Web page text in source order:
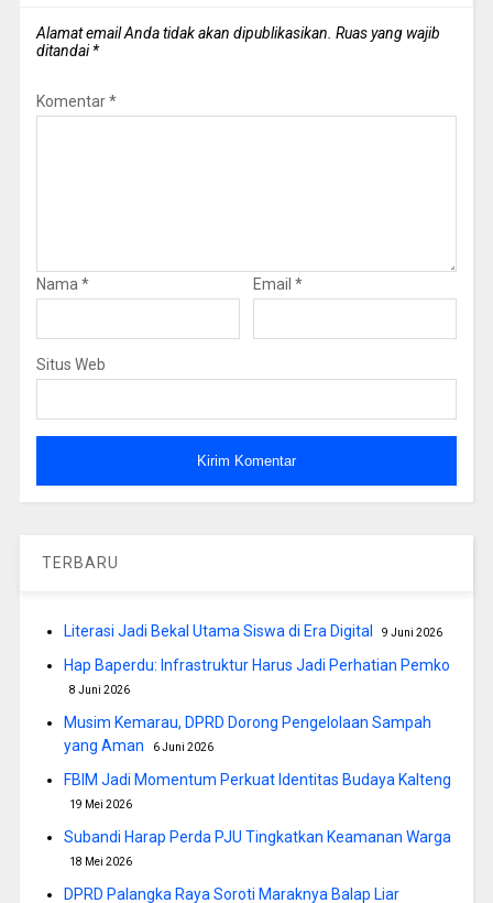
Alamat email Anda tidak akan dipublikasikan. Ruas yang wajib
ditandai*
Komentar*
Nama * Email *
Situs Web
TERBARU
Literasi Jadi Bekal Utama Siswa di Era Digital 9 Juni 2026
Hap Baperdu: Infrastruktur Harus Jadi Perhatian Pemko
8 Juni 2026
Musim Kemarau, DPRD Dorong Pengelolaan Sampah
yang Aman
6 Juni 2026
FBIM Jadi Momentum Perkuat Identitas Budaya Kalteng
19 Mei 2026
Subandi Harap Perda PJU Tingkatkan Keamanan Warga
18 Mei 2026
DPRD Palangka Raya Soroti Maraknya Balap Liar